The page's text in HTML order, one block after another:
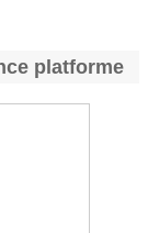
platforme